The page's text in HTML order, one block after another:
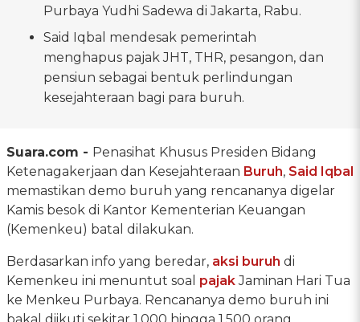
Purbaya Yudhi Sadewa di Jakarta, Rabu.
Said Iqbal mendesak pemerintah
menghapus pajak JHT, THR, pesangon, dan
pensiun sebagai bentuk perlindungan
kesejahteraan bagi para buruh.
Suara.com - Penasihat Khusus Presiden Bidang
Ketenagakerjaan dan Kesejahteraan Buruh, Said Iqbal
memastikan demo buruh yang rencananya digelar
Kamis besok di Kantor Kementerian Keuangan
(Kemenkeu) batal dilakukan.
Berdasarkan info yang beredar, aksi buruh di
Kemenkeu ini menuntut soal pajakJaminan Hari Tua
ke Menkeu Purbaya. Rencananya demo buruh ini